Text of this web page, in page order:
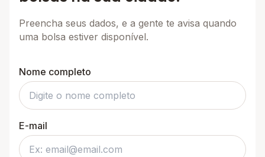
Preencha seus dados, e a gente te avisa quando
uma bolsa estiver disponível.
Nome completo
E-mail